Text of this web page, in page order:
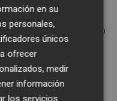
un torneo
en el circuito
desarrollará del
de 2025 en
en su
personales,
únicos
ofrecer
medir
información
los servicios.